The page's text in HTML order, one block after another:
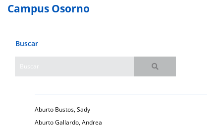
Campus Osorno
Buscar
Aburto Bustos, Sady
Aburto Gallardo, Andrea